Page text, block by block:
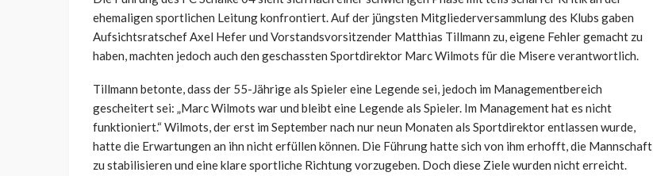
ehemaligen sportlichen Leitung konfrontiert. Auf der jüngsten Mitgliederversammlung des Klubs gaben
Aufsichtsratschef Axel Hefer und Vorstandsvorsitzender Matthias Tillmann zu, eigene Fehler gemacht zu
haben, machten jedoch auch den geschassten Sportdirektor Marc Wilmots für die Misere verantwortlich.
Tillmann betonte, dass der 55-Jährige als Spieler eine Legende sei, jedoch im Managementbereich
gescheitert sei: „Marc Wilmots war und bleibt eine Legende als Spieler. Im Management hat es nicht
funktioniert.“ Wilmots, der erst im September nach nur neun Monaten als Sportdirektor entlassen wurde,
hatte die Erwartungen an ihn nicht erfüllen können. Die Führung hatte sich von ihm erhofft, die Mannschaft
zu stabilisieren und eine klare sportliche Richtung vorzugeben. Doch diese Ziele wurden nicht erreicht.